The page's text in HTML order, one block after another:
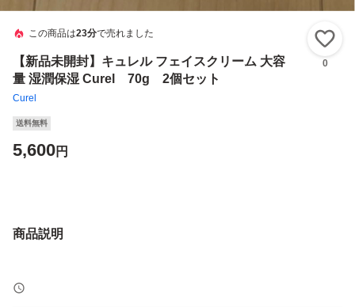
この商品は23分で売れました
【新品未開封】キュレル フェイスクリーム 大容
量 湿潤保湿 Curel 70g 2個セット
Curel
0
送料無料
5,600円
商品説明